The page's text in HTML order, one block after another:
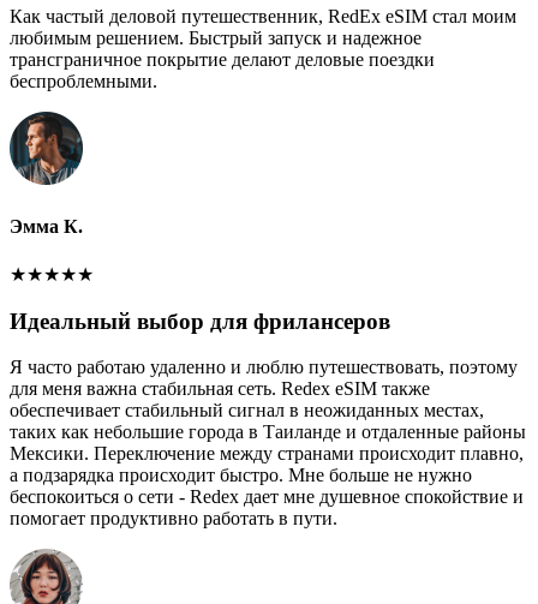
Как частый деловой путешественник, RedEx eSIM стал моим
любимым решением. Быстрый запуск и надежное
трансграничное покрытие делают деловые поездки
беспроблемными.
Эмма К.
★★★★★
Идеальный выбор для фрилансеров
Я часто работаю удаленно и люблю путешествовать, поэтому
для меня важна стабильная сеть. Redex eSIM также
обеспечивает стабильный сигнал в неожиданных местах,
таких как небольшие города в Таиланде и отдаленные районы
Мексики. Переключение между странами происходит плавно,
а подзарядка происходит быстро. Мне больше не нужно
беспокоиться о сети - Redex дает мне душевное спокойствие и
помогает продуктивно работать в пути.